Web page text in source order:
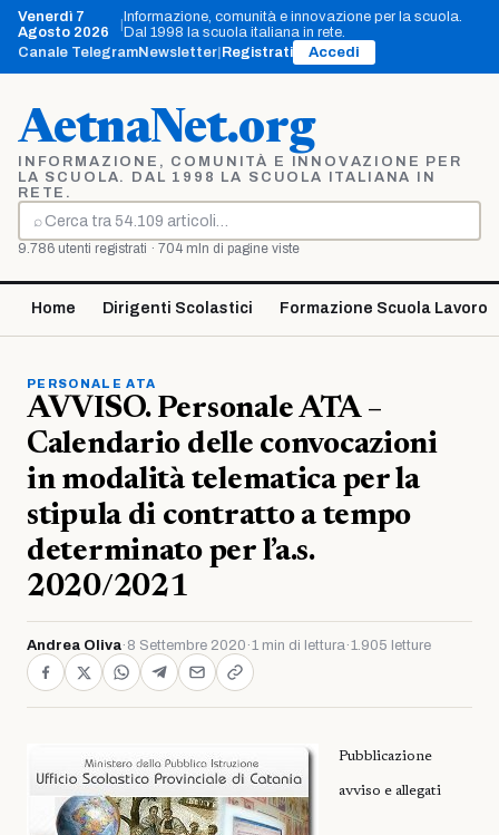
Vai
contenuto
Venerdì 7
Agosto 2026
Informazione, comunità e innovazione per la scuola.
Dal 1998 la scuola italiana in rete.
Canale TelegramNewsletter Registrati Accedi
AetnaNet.org
INFORMAZIONE, COMUNITÀ E INNOVAZIONE PER
LA SCUOLA. DAL 1998 LA SCUOLA ITALIANA IN
RETE.
⌕
Cerca
9.786 utenti registrati · 704 mln di pagine viste
Home Dirigenti Scolastici Formazione Scuola Lavoro
PERSONALE ATA
AVVISO. Personale ATA –
Calendario delle convocazioni
in modalità telematica per la
stipula di contratto a tempo
determinato per l’a.s.
2020/2021
Andrea Oliva· 8 Settembre 2020 ·1 min di lettura·1.905 letture
Pubblicazione
avviso e allegati